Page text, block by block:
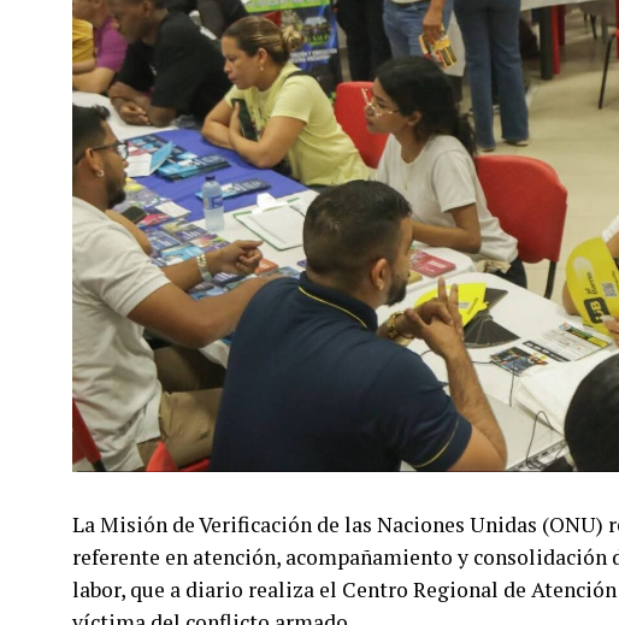
La Misión de Verificación de las Naciones Unidas
referente en atención, acompañamiento y
labor, que a diario realiza el Centro Regional de